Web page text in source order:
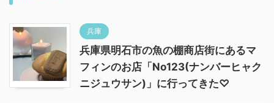
兵庫
兵庫県明石市の魚の棚商店街にあるマ
フィンのお店「No123(ナンバーヒャク
ニジュウサン)」に行ってきた♡